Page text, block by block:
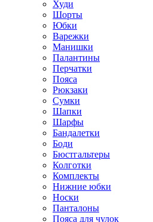
Худи
Шорты
Юбки
Варежки
Манишки
Палантины
Перчатки
Пояса
Рюкзаки
Сумки
Шапки
Шарфы
Бандалетки
Боди
Бюстгальтеры
Колготки
Комплекты
Нижние юбки
Носки
Панталоны
Поясa для чулок